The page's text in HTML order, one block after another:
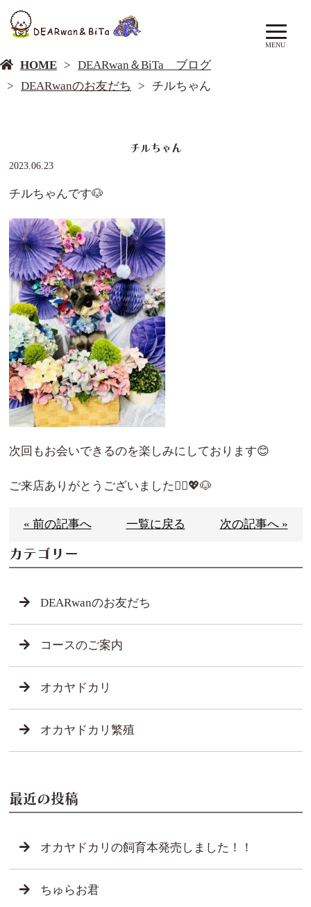
MENU
HOME
DEARwan＆BiTa ブログ
DEARwanのお友だち
チルちゃん
チルちゃん
2023.06.23
チルちゃんです🐶
次回もお会いできるのを楽しみにしております😊
ご来店ありがとうございました🙇‍♀️💖🐶
« 前の記事へ 一覧に戻る 次の記事へ »
カテゴリー
DEARwanのお友だち
コースのご案内
オカヤドカリ
オカヤドカリ繁殖
最近の投稿
オカヤドカリの飼育本発売しました！！
ちゅらお君